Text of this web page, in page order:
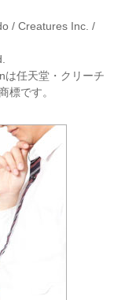
/ Creatures Inc. /
は任天堂・クリーチ
標です。